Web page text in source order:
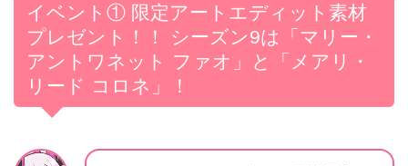
イベント① 限定アートエディット素材
プレゼント！！ シーズン9は「マリー・
アントワネット ファオ」と「メアリ・
リード コロネ」！